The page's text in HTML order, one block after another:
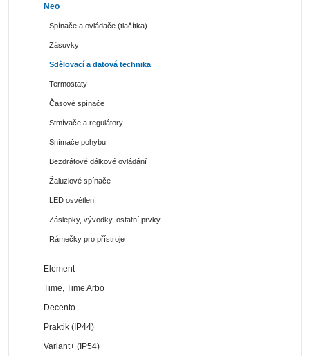
Neo
Spínače a ovládače (tlačítka)
Zásuvky
Sdělovací a datová technika
Termostaty
Časové spínače
Stmívače a regulátory
Snímače pohybu
Bezdrátové dálkové ovládání
Žaluziové spínače
LED osvětlení
Záslepky, vývodky, ostatní prvky
Rámečky pro přístroje
Element
Time, Time Arbo
Decento
Praktik (IP44)
Variant+ (IP54)